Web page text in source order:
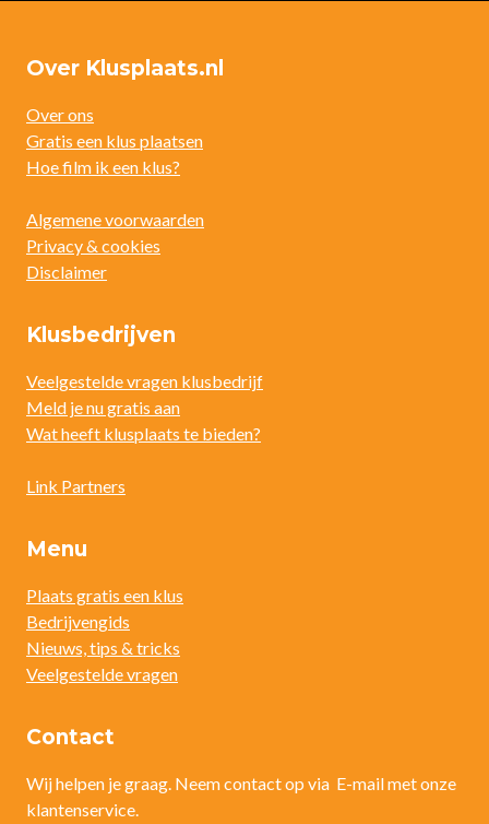
Over Klusplaats.nl
Over ons
Gratis een klus plaatsen
Hoe film ik een klus?
Algemene voorwaarden
Privacy & cookies
Disclaimer
Klusbedrijven
Veelgestelde vragen klusbedrijf
Meld je nu gratis aan
Wat heeft klusplaats te bieden?
Link Partners
Menu
Plaats gratis een klus
Bedrijvengids
Nieuws, tips & tricks
Veelgestelde vragen
Contact
Wij helpen je graag. Neem contact op via E-mail met onze
klantenservice.